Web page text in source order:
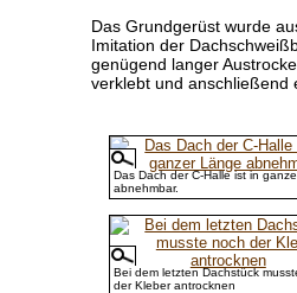
Das Grundgerüst wurde
Imitation der
genügend langer
verklebt und anschließend
Das Dach der C-Halle ist in
abnehmbar.
Bei dem letzten Dachstück
der Kleber antrocknen